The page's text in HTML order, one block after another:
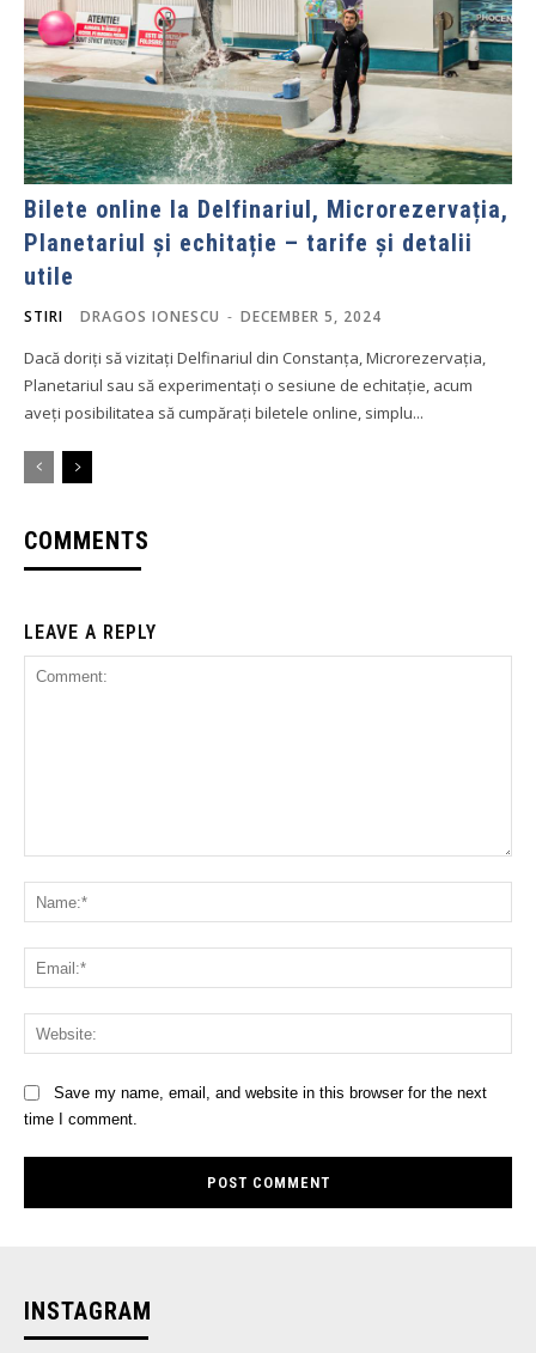
Bilete online la Delfinariul, Microrezervația,
Planetariul și echitație – tarife și detalii
utile
STIRI DRAGOS IONESCU - DECEMBER 5, 2024
Dacă doriți să vizitați Delfinariul din Constanța, Microrezervația,
Planetariul sau să experimentați o sesiune de echitație, acum
aveți posibilitatea să cumpărați biletele online, simplu...
COMMENTS
LEAVE A REPLY
Save my name, email, and website in this browser for the next
time I comment.
INSTAGRAM